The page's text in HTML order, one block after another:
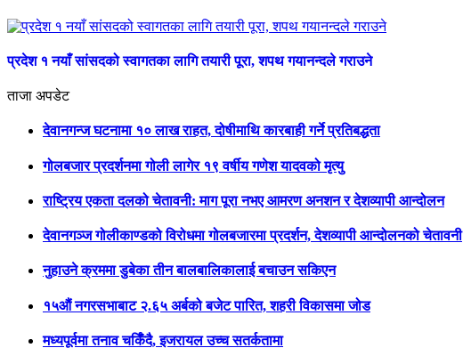
प्रदेश १ नयाँ सांसदको स्वागतका लागि तयारी पूरा, शपथ गयानन्दले गराउने
ताजा अपडेट
देवानगन्ज घटनामा १० लाख राहत, दोषीमाथि कारबाही गर्ने प्रतिबद्धता
गोलबजार प्रदर्शनमा गोली लागेर १९ वर्षीय गणेश यादवको मृत्यु
राष्ट्रिय एकता दलको चेतावनी: माग पूरा नभए आमरण अनशन र देशव्यापी आन्दोलन
देवानगञ्ज गोलीकाण्डको विरोधमा गोलबजारमा प्रदर्शन, देशव्यापी आन्दोलनको चेतावनी
नुहाउने क्रममा डुबेका तीन बालबालिकालाई बचाउन सकिएन
१५औं नगरसभाबाट २.६५ अर्बको बजेट पारित, शहरी विकासमा जोड
मध्यपूर्वमा तनाव चर्किँदै, इजरायल उच्च सतर्कतामा